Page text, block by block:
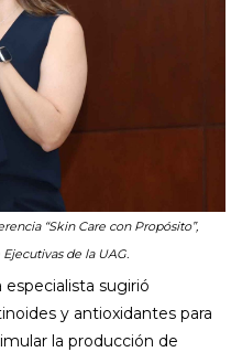
“Skin Care con Propósito”,
de la UAG.
especialista sugirió
y antioxidantes para
la producción de